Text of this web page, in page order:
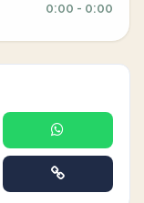
0:00 - 0:00